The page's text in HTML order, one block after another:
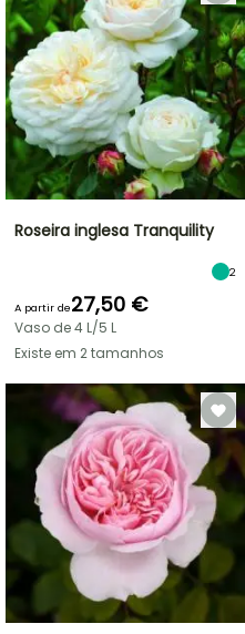
Roseira inglesa Tranquility
2
A partir de27,50 €
Vaso de 4 L/5 L
Existe em 2 tamanhos